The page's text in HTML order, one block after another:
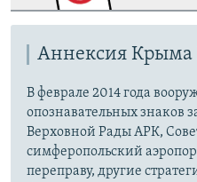
Аннексия Крыма
В феврале 2014 года
опознавательных знаков
Верховной Рады АРК,
симферопольский
переправу, другие